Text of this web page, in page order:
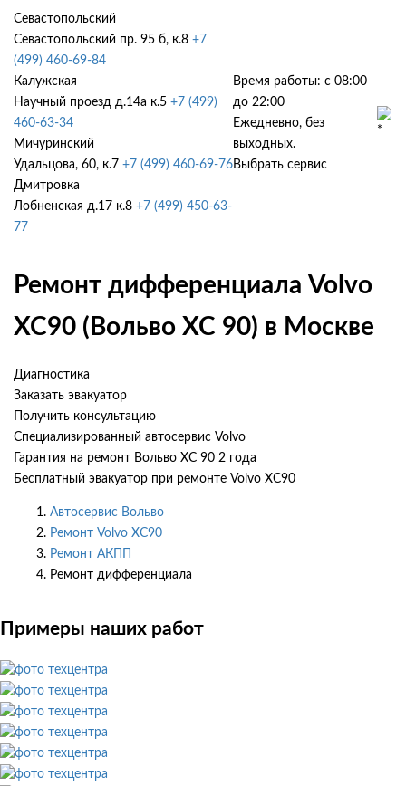
Севастопольский
Севастопольский пр. 95 б, к.8 +7
(499) 460-69-84
Калужская
Научный проезд д.14а к.5 +7 (499)
460-63-34
Мичуринский
Удальцова, 60, к.7 +7 (499) 460-69-76
Дмитровка
Лобненская д.17 к.8 +7 (499) 450-63-
77
Время работы: с 08:00
до 22:00
Ежедневно, без
выходных.
Выбрать сервис
Ремонт дифференциала Volvo
XC90 (Вольво ХС 90) в Москве
Диагностика
Заказать эвакуатор
Получить консультацию
Специализированный автосервис Volvo
Гарантия на ремонт Вольво ХС 90 2 года
Бесплатный эвакуатор при ремонте Volvo XC90
Автосервис Вольво
Ремонт Volvo XC90
Ремонт АКПП
Ремонт дифференциала
Примеры наших работ